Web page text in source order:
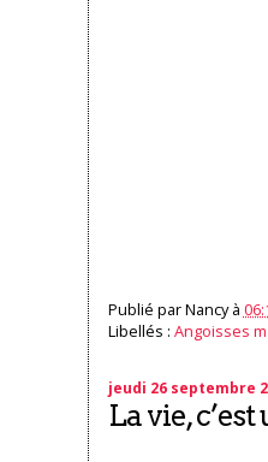
Publié parNancy à
Libellés : Angoisses
jeudi 26 septembre
La vie,